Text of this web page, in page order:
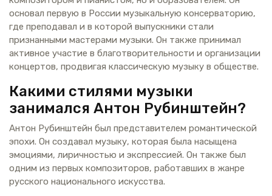
основал первую в России музыкальную консерваторию,
где преподавал и в которой выпускники стали
признанными мастерами музыки. Он также принимал
активное участие в благотворительности и организации
концертов, продвигая классическую музыку в обществе.
Какими стилями музыки
занимался Антон Рубинштейн?
Антон Рубинштейн был представителем романтической
эпохи. Он создавал музыку, которая была насыщена
эмоциями, лиричностью и экспрессией. Он также был
одним из первых композиторов, работавших в жанре
русского национального искусства.